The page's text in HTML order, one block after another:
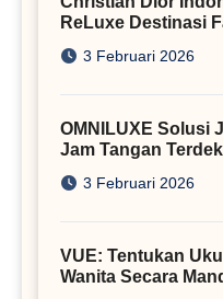
ReLuxe Destinasi
3 Februari 2026
OMNILUXE Solusi
Jam Tangan
3 Februari 2026
VUE: Tentukan
Wanita Secara